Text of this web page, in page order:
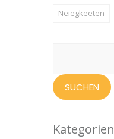
Neiegkeeten
Kategorien